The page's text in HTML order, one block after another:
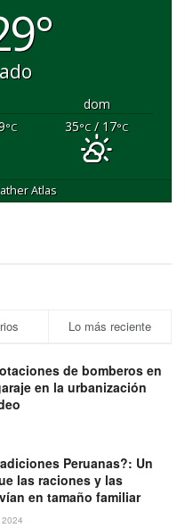
dom
°C 35°C/ 17°C
Atlas
Lo más reciente
de bomberos en
en la urbanización
Peruanas?: Un
las raciones y las
en tamaño familiar